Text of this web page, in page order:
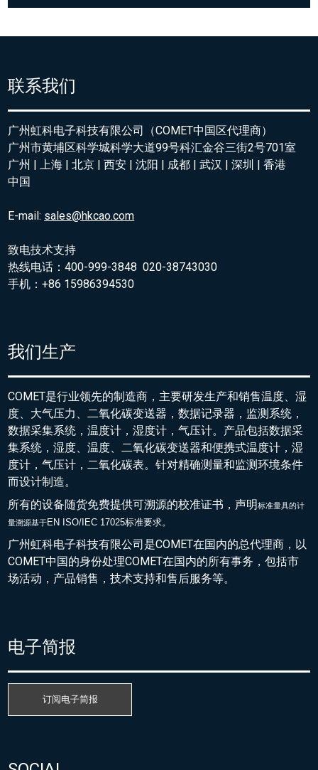
联系我们
广州虹科电子科技有限公司（COMET中国区代理商）
广州市黄埔区科学城科学大道99号科汇金谷三街2号701室
广州 | 上海 | 北京 | 西安 | 沈阳 | 成都 | 武汉 | 深圳 | 香港
中国
E-mail: sales@hkcao.com
致电技术支持
热线电话：400-999-3848 020-38743030
手机：+86 15986394530
我们生产
COMET是行业领先的制造商，主要研发生产和销售温度、湿
度、大气压力、二氧化碳变送器，数据记录器，监测系统，
数据采集系统，温度计，湿度计，气压计。产品包括数据采
集系统，湿度、温度、二氧化碳变送器和便携式温度计，湿
度计，气压计，二氧化碳表。针对精确测量和监测环境条件
而设计制造。
所有的设备随货免费提供可溯源的校准证书，声明标准量具的计
量溯源基于EN ISO/IEC 17025标准要求。
广州虹科电子科技有限公司是COMET在国内的总代理商，以
COMET中国的身份处理COMET在国内的所有事务，包括市
场活动，产品销售，技术支持和售后服务等。
电子简报
订阅电子简报